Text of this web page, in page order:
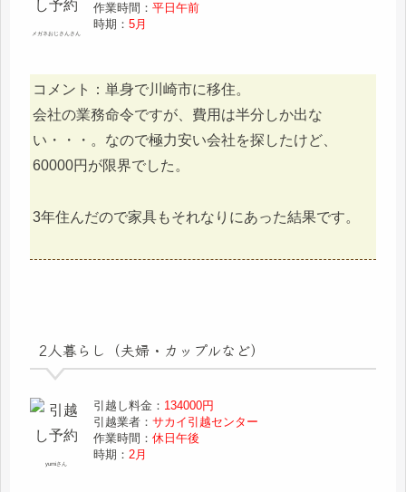
メガネおじさんさん
作業時間：平日午前
時期：5月
コメント：単身で川崎市に移住。
会社の業務命令ですが、費用は半分しか出な
い・・・。なので極力安い会社を探したけど、
60000円が限界でした。
3年住んだので家具もそれなりにあった結果です。
2人暮らし（夫婦・カップルなど）
yumiさん
引越し料金： 134000円
引越業者：サカイ引越センター
作業時間：休日午後
時期： 2月